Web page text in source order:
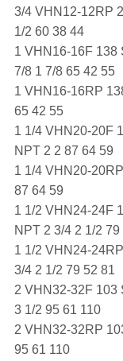
3/4 VHN12-12RP
1/2 60 38 44
1 VHN16-16F 138
7/8 1 7/8 65 42 55
1 VHN16-16RP
65 42 55
1 1/4 VHN20-20F
NPT 2 2 87 64 59
1 1/4 VHN20-
87 64 59
1 1/2 VHN24-24F
NPT 2 3/4 2 1/2 79
1 1/2 VHN24-
3/4 2 1/2 79 52 81
2 VHN32-32F 103
3 1/2 95 61 110
2 VHN32-32RP
95 61 110